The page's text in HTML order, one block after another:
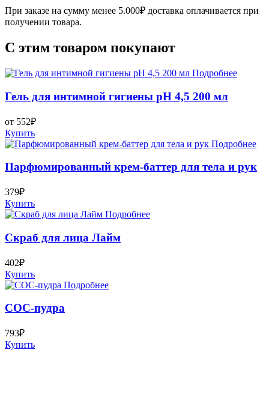
При заказе на сумму менее 5.000₽ доставка оплачивается при
получении товара.
С этим товаром покупают
Подробнее
Гель для интимной гигиены рН 4,5 200 мл
от 552₽
Купить
Подробнее
Парфюмированный крем-баттер для тела и рук
379₽
Купить
Подробнее
Скраб для лица Лайм
402₽
Купить
Подробнее
СОС-пудра
793₽
Купить